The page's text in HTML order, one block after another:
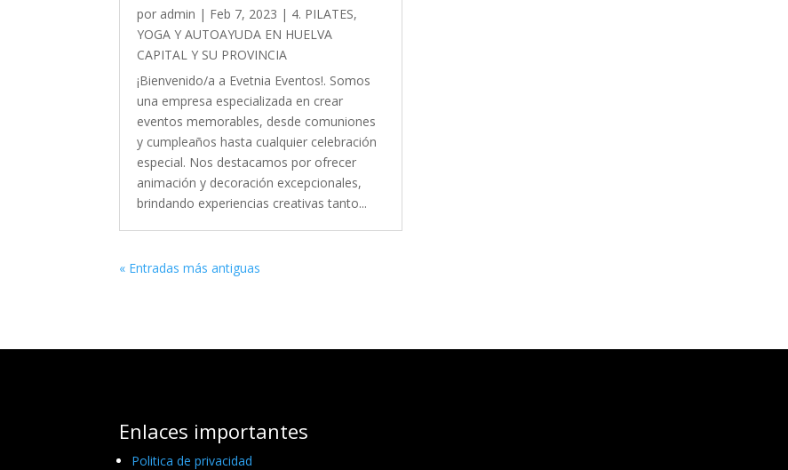
por admin | Feb 7, 2023 | 4. PILATES,
YOGA Y AUTOAYUDA EN HUELVA
CAPITAL Y SU PROVINCIA
¡Bienvenido/a a Evetnia Eventos!. Somos
una empresa especializada en crear
eventos memorables, desde comuniones
y cumpleaños hasta cualquier celebración
especial. Nos destacamos por ofrecer
animación y decoración excepcionales,
brindando experiencias creativas tanto...
« Entradas más antiguas
Enlaces importantes
Politica de privacidad